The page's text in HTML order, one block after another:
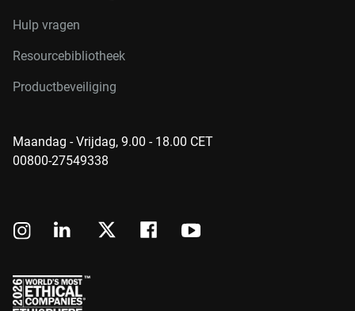
Hulp vragen
Resourcebibliotheek
Productbeveiliging
Maandag - Vrijdag, 9.00 - 18.00 CET
00800-27549338